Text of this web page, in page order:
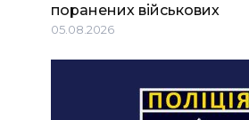
поранених військових
05.08.2026